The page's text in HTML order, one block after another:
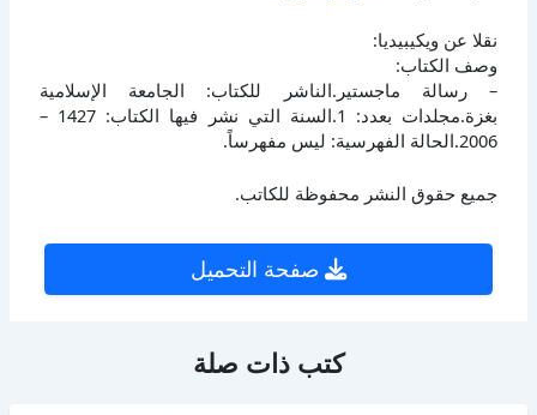
نقلا عن ويكيبيديا:
وصف الكتاب:
– رسالة ماجستير.الناشر للكتاب: الجامعة الإسلامية
بغزة.مجلدات بعدد: 1.السنة التي نشر فيها الكتاب: 1427 –
2006.الحالة الفهرسية: ليس مفهرساً.
جميع حقوق النشر محفوظة للكاتب.
صفحة التحميل
كتب ذات صلة